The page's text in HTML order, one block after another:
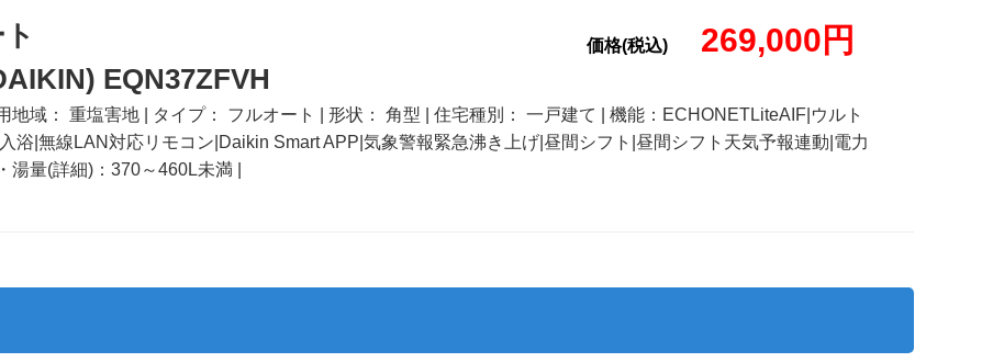
EQN37ZFVH
価格(税込)269,000円
地域： 重塩害地 | タイプ： フルオート | 形状： 角型 | 住宅種別： 一戸建て | 機能：ECHONETLiteAIF|ウルト
浴|無線LAN対応リモコン|Daikin Smart APP|気象警報緊急沸き上げ|昼間シフト|昼間シフト天気予報連動|電力
湯量(詳細)：370～460L未満 |